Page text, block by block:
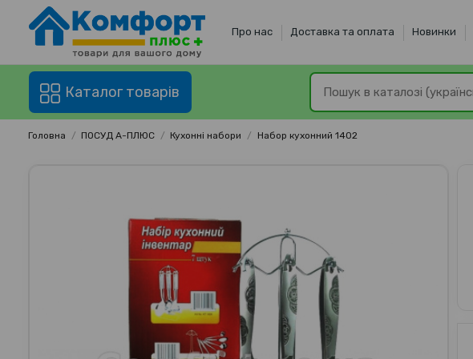
Про нас Доставка та оплата Новинки
Каталог товарів
Головна ПОСУД А-ПЛЮС Кухонні набори Набор кухонний 1402